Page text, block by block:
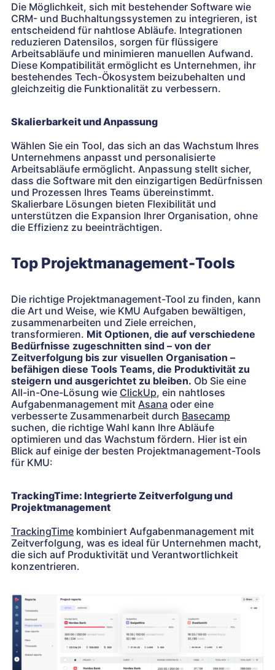
Die Möglichkeit, sich mit bestehender Software wie
CRM- und Buchhaltungssystemen zu integrieren, ist
entscheidend für nahtlose Abläufe. Integrationen
reduzieren Datensilos, sorgen für flüssigere
Arbeitsabläufe und minimieren manuellen Aufwand.
Diese Kompatibilität ermöglicht es Unternehmen, ihr
bestehendes Tech-Ökosystem beizubehalten und
gleichzeitig die Funktionalität zu verbessern.
Skalierbarkeit und Anpassung
Wählen Sie ein Tool, das sich an das Wachstum Ihres
Unternehmens anpasst und personalisierte
Arbeitsabläufe ermöglicht. Anpassung stellt sicher,
dass die Software mit den einzigartigen Bedürfnissen
und Prozessen Ihres Teams übereinstimmt.
Skalierbare Lösungen bieten Flexibilität und
unterstützen die Expansion Ihrer Organisation, ohne
die Effizienz zu beeinträchtigen.
Top Projektmanagement-Tools
Die richtige Projektmanagement-Tool zu finden, kann
die Art und Weise, wie KMU Aufgaben bewältigen,
zusammenarbeiten und Ziele erreichen,
transformieren. Mit Optionen, die auf verschiedene
Bedürfnisse zugeschnitten sind – von der
Zeitverfolgung bis zur visuellen Organisation –
befähigen diese Tools Teams, die Produktivität zu
steigern und ausgerichtet zu bleiben. Ob Sie eine
All-in-One-Lösung wie ClickUp, ein nahtloses
Aufgabenmanagement mit Asana oder eine
verbesserte Zusammenarbeit durch Basecamp
suchen, die richtige Wahl kann Ihre Abläufe
optimieren und das Wachstum fördern. Hier ist ein
Blick auf einige der besten Projektmanagement-Tools
für KMU:
TrackingTime: Integrierte Zeitverfolgung und
Projektmanagement
TrackingTime kombiniert Aufgabenmanagement mit
Zeitverfolgung, was es ideal für Unternehmen macht,
die sich auf Produktivität und Verantwortlichkeit
konzentrieren.